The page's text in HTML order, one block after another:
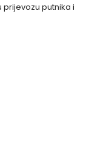
putnika i